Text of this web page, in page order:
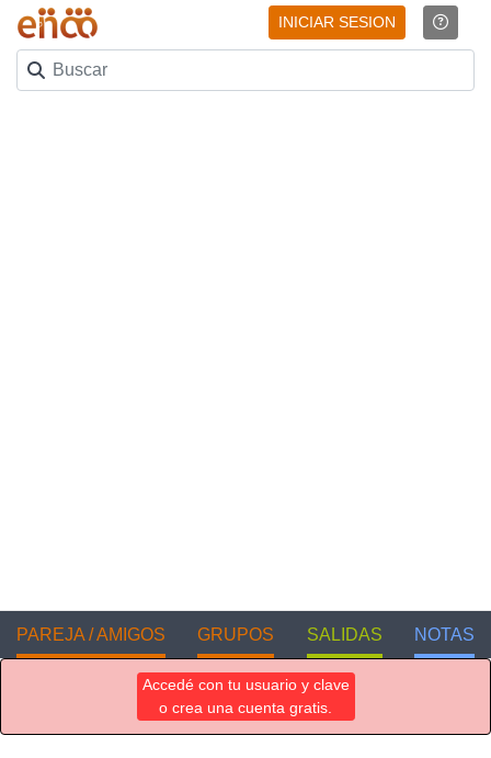
INICIAR SESION
PAREJA / AMIGOS GRUPOS SALIDAS NOTAS
Accedé con tu usuario y clave
o crea una cuenta gratis.